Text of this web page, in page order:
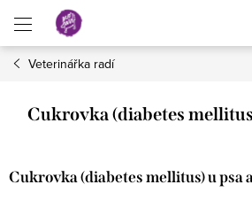
obsah
Veterinářka radí
Cukrovka (diabetes
Cukrovka (diabetes mellitus) u psa